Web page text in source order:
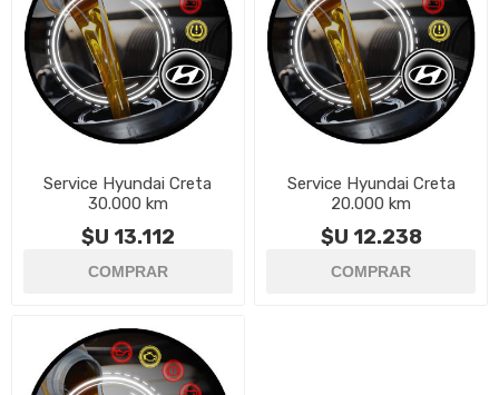
Service Hyundai Creta
30.000 km
$U 13.112
Service Hyundai Creta
20.000 km
$U 12.238